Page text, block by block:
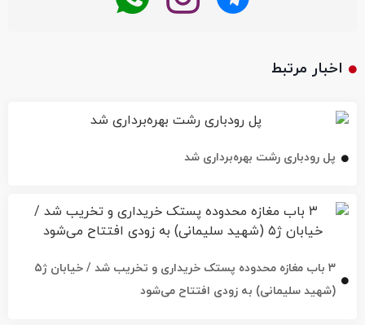
اخبار مرتبط
پل رودباری رشت بهره‌برداری شد
۳ باب مغازه محدوده پستک خریداری و تخریب شد / خیابان ژ۵
(شهید سلیمانی) به زودی افتتاح می‌شود